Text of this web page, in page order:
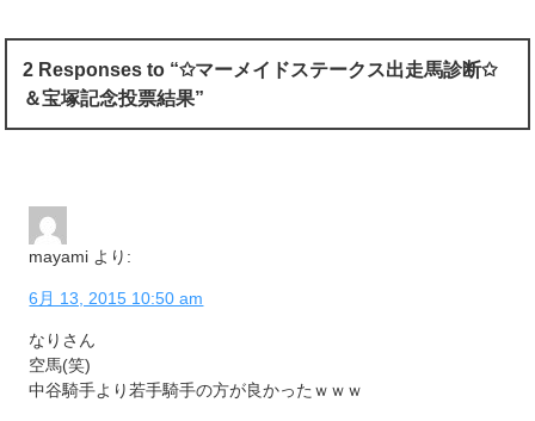
2 Responses to “✩マーメイドステークス出走馬診断✩
＆宝塚記念投票結果”
mayami より:
6月 13, 2015 10:50 am
なりさん
空馬(笑)
中谷騎手より若手騎手の方が良かったｗｗｗ